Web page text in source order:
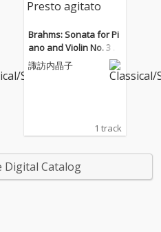
Brahms: Sonata for Pi
ano and Violin No. 3 in
D Minor, Op. 108: IV. Pr
esto agitato
諏訪内晶子
1 track
Digital Catalog